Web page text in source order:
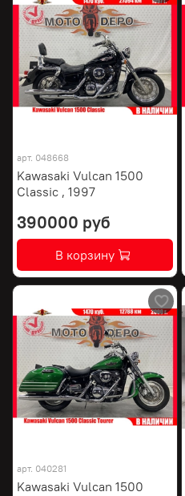
арт. 048668
Kawasaki Vulcan 1500
Classic , 1997
390000 руб
В корзину
арт. 040281
Kawasaki Vulcan 1500